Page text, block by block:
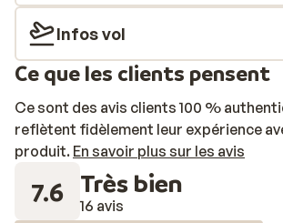
Infos vol
Ce que les clients pensent
Ce sont des avis clients 100 %
reflètent fidèlement leur expérience
produit. En savoir plus sur les avis
7.6 Très bien
16 avis